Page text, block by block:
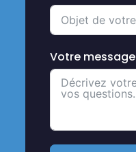
Votre message